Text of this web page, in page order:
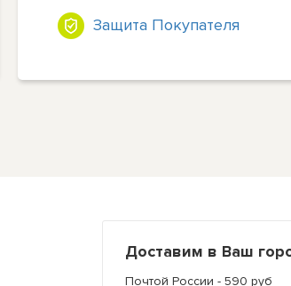
Защита Покупателя
Доставим в Ваш
Почтой России - 590 руб